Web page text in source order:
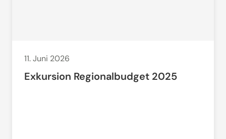
11. Juni 2026
Exkursion Regionalbudget 2025